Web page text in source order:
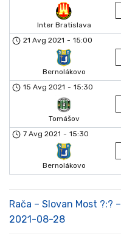
Inter Bratislava
21 Avg 2021 - 15:00
Bernolákovo
15 Avg 2021 - 15:30
Tomášov
7 Avg 2021 - 15:30
Bernolákovo
Rača – Slovan Most ?:? –
2021-08-28